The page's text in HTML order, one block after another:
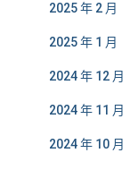
2025 年 2 月
2025 年 1 月
2024 年 12 月
2024 年 11 月
2024 年 10 月